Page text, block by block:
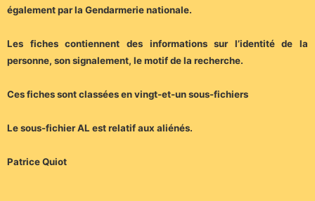
également par la Gendarmerie nationale.
Les fiches contiennent des informations sur l’identité de la
personne, son signalement, le motif de la recherche.
Ces fiches sont classées en vingt-et-un sous-fichiers
Le sous-fichier AL est relatif aux aliénés.
Patrice Quiot